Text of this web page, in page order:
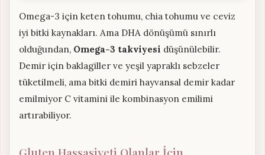
Omega-3 için keten tohumu, chia tohumu ve ceviz
iyi bitki kaynakları. Ama DHA dönüşümü sınırlı
olduğundan, Omega-3 takviyesi düşünülebilir.
Demir için baklagiller ve yeşil yapraklı sebzeler
tüketilmeli, ama bitki demiri hayvansal demir kadar
emilmiyor C vitamini ile kombinasyon emilimi
artırabiliyor.